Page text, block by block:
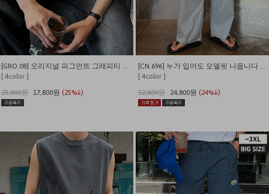
[GRO.08] 오리지널 피그먼트 그래피티 티셔츠
[ 4color ]
23,800원 17,800원 (25%↓)
[CN.696] 누가 입어도 모델핏 나옵니다 나일론 카고 밴딩 와이드팬츠
[ 4color ]
32,800원
24,800원 (24%↓)